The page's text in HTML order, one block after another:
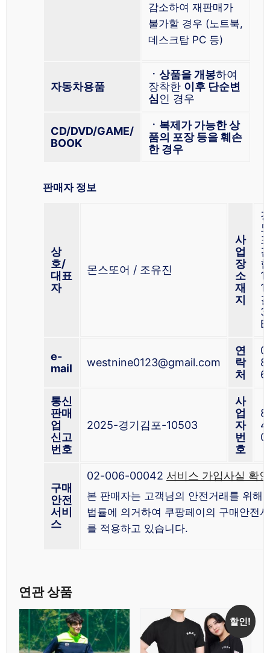
감소하여 재판매가
불가할 경우 (노트북,
데스크탑 PC 등)
자동차용품
ㆍ상품을 개봉하여
장착한 이후 단순변
심인 경우
CD/DVD/GAME/
BOOK
ㆍ복제가 가능한 상
품의 포장 등을 훼손
한 경우
판매자 정보
상
호/
대표
자
몬스또어 / 조유진
사
업
장
소
재
지
e-
mail
westnine0123@gmail.com
연
락
처
통신
판매
업
신고
번호
2025-경기김포-10503
사
업
자
번
호
구매
안전
서비
스
02-006-00042 서비스 가입사실 확
본 판매자는 고객님의 안전거래를 위해
법률에 의거하여 쿠팡페이의 구매안전
를 적용하고 있습니다.
연관 상품
할인!